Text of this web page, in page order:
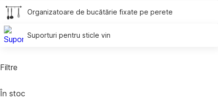
Organizatoare de bucătărie fixate pe perete
Suporturi pentru sticle vin
Filtre
În stoc